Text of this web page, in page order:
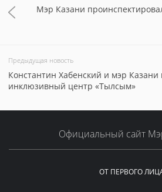
Мэр Казани
Предыдущая новость
Константин Хабенский и мэр Казани
инклюзивный центр «Тылсым»
Официальный сайт
ОТ ПЕРВОГО